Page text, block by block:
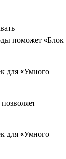
поможет «Блок